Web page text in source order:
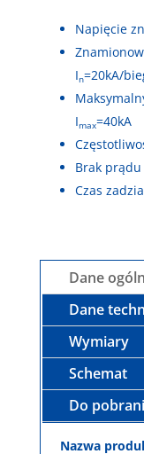
Napięcie
In=20kA/
Imax=40kA
Brak
Czas
Dane
Dane
Wymiary
Schemat
Do
Nazwa